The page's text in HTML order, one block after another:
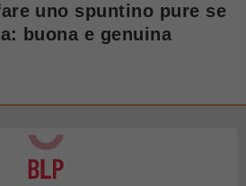
uno spuntino pure se
buona e genuina